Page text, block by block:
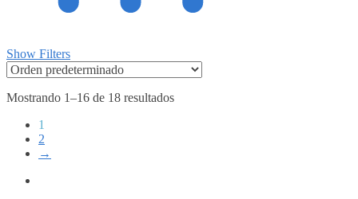
Show Filters
Mostrando 1–16 de 18 resultados
1
2
→